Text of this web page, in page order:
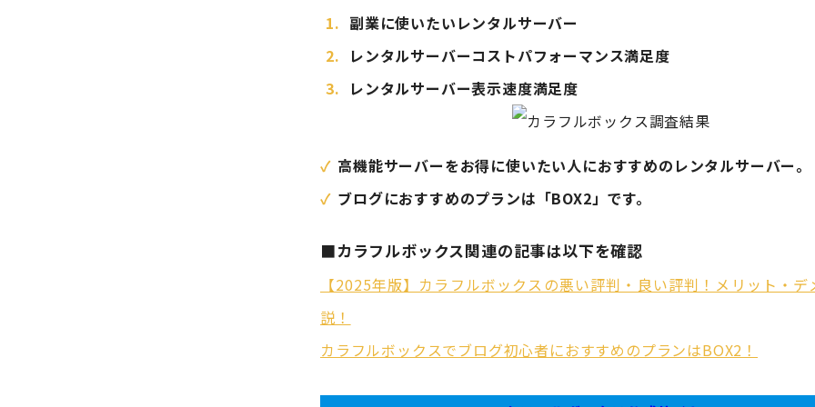
副業に使いたいレンタルサーバー
レンタルサーバーコストパフォーマンス満足度
レンタルサーバー表示速度満足度
高機能サーバーをお得に使いたい人におすすめのレンタルサーバー。
ブログにおすすめのプランは「BOX2」です。
■カラフルボックス関連の記事は以下を確認
【2025年版】カラフルボックスの悪い評判・良い評判！メリット・デ
説！
カラフルボックスでブログ初心者におすすめのプランはBOX2！